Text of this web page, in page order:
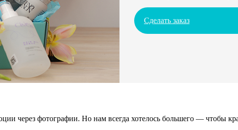
Сделать заказ
через фотографии. Но нам всегда хотелось большего — чтобы